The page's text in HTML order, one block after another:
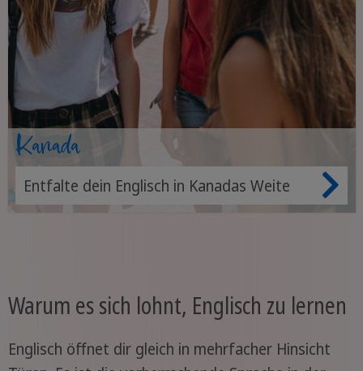
Kanada
Entfalte dein Englisch in Kanadas Weite
Warum es sich lohnt, Englisch zu lernen
Englisch öffnet dir gleich in mehrfacher Hinsicht